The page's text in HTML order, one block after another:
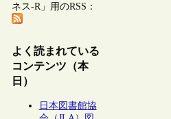
ネス-R」用のRSS：
よく読まれている
コンテンツ（本
日）
日本図書館協